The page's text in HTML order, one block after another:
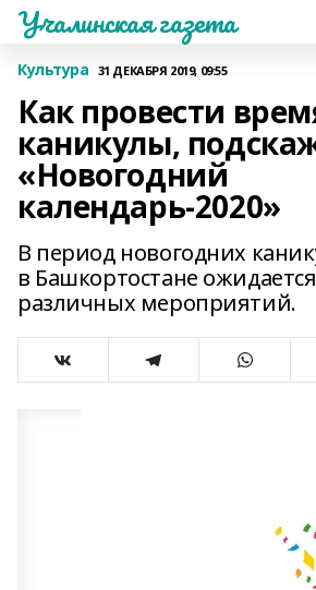
Учалинская газета
Культура 31 ДЕКАБРЯ 2019, 09:55
Как провести
каникулы,
«Новогодний
календарь-2020»
В период новогодних
в Башкортостане
различных мероприятий.